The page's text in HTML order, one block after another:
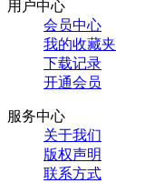
用户中心
会员中心
我的收藏夹
下载记录
开通会员
服务中心
关于我们
版权声明
联系方式